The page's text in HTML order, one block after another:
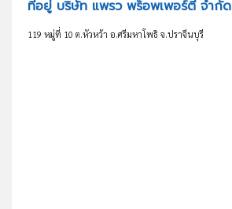
ที่อยู่ บริษัท แพรว พร็อพเพอร์ตี้ จำกัด
119 หมู่ที่ 10 ต.หัวหว้า อ.ศรีมหาโพธิ จ.ปราจีนบุรี